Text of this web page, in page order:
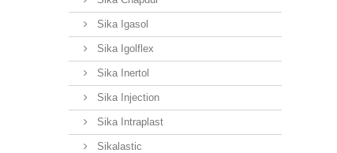
Sika Igasol
Sika Igolflex
Sika Inertol
Sika Injection
Sika Intraplast
Sikalastic